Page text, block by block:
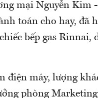
mại Nguyễn Kim
toán cho hay, đã
bếp gas Rinnai,
điện máy, lượng
phòng